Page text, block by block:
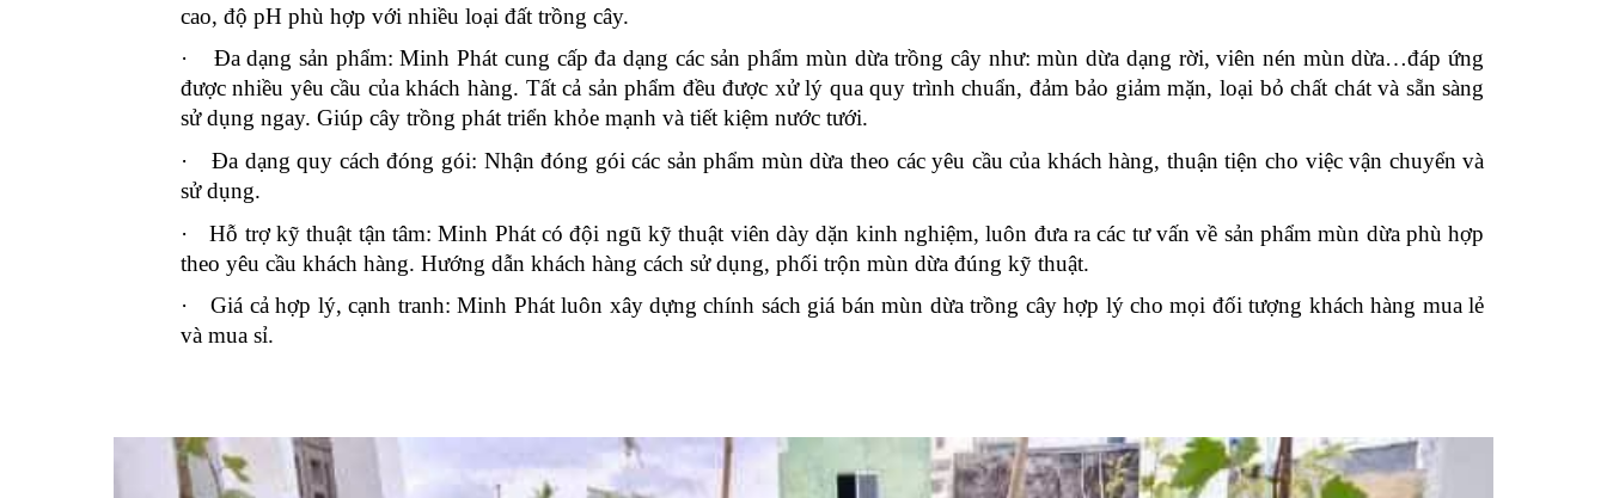
cao, độ pH phù hợp với nhiều loại đất trồng cây.
·
Đa dạng sản phẩm: Minh Phát cung cấp đa dạng các sản phẩm mùn dừa trồng cây như: mùn dừa dạng rời, viên nén mùn dừa…đáp ứng
được nhiều yêu cầu của khách hàng. Tất cả sản phẩm đều được xử lý qua quy trình chuẩn, đảm bảo giảm mặn, loại bỏ chất chát và sẵn sàng
sử dụng ngay. Giúp cây trồng phát triển khỏe mạnh và tiết kiệm nước tưới.
·
Đa dạng quy cách đóng gói: Nhận đóng gói các sản phẩm mùn dừa theo các yêu cầu của khách hàng, thuận tiện cho việc vận chuyển và
sử dụng.
·
Hỗ trợ kỹ thuật tận tâm: Minh Phát có đội ngũ kỹ thuật viên dày dặn kinh nghiệm, luôn đưa ra các tư vấn về sản phẩm mùn dừa phù hợp
theo yêu cầu khách hàng. Hướng dẫn khách hàng cách sử dụng, phối trộn mùn dừa đúng kỹ thuật.
·
Giá cả hợp lý, cạnh tranh: Minh Phát luôn xây dựng chính sách giá bán mùn dừa trồng cây hợp lý cho mọi đối tượng khách hàng mua lẻ
và mua sỉ.